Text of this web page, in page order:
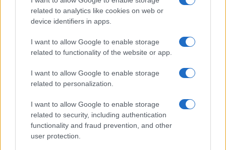
related to analytics like cookies on web or
device identifiers in apps.
I want to allow Google to enable storage
related to functionality of the website or app.
I want to allow Google to enable storage
related to personalization.
I want to allow Google to enable storage
related to security, including authentication
functionality and fraud prevention, and other
user protection.